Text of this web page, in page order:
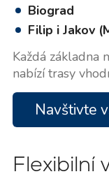
Biograd
Filip i Jakov
Každá základna
nabízí trasy
Navštivte
Flexibilní